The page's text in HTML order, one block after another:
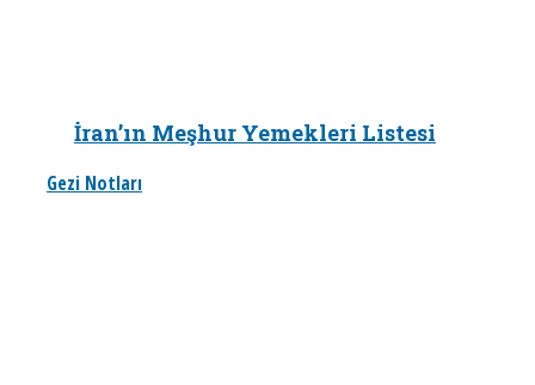
İran’ın Meşhur Yemekleri Listesi
Gezi Notları